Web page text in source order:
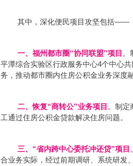
其中，深化便民项目攻坚包括——
一、福州都市圈“协同联盟”项目 。
平潭综合实验区行政服务中心4个中心
务，推动都市圈内住房公积金业务深度
二、恢复“商转公”业务项目 。制定
工通过住房公积金贷款解决住房问题。
三、“省内跨中心委托冲还贷”项目
合业务实际，经过前期调研、系统研发